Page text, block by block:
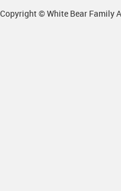
Copyright © White Bear Family